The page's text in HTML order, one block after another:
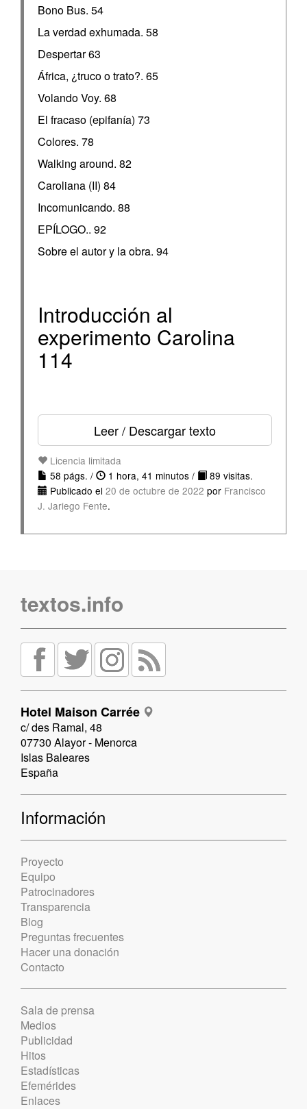
Bono Bus. 54
La verdad exhumada. 58
Despertar 63
África, ¿truco o trato?. 65
Volando Voy. 68
El fracaso (epifanía) 73
Colores. 78
Walking around. 82
Caroliana (II) 84
Incomunicando. 88
EPÍLOGO.. 92
Sobre el autor y la obra. 94
Introducción al
experimento Carolina
114
Leer / Descargar texto
Licencia limitada
58 págs. /
1 hora, 41 minutos /
89 visitas.
Publicado el 20 de octubre de 2022 por Francisco
J. Jariego Fente.
textos.info
Hotel Maison Carrée
c/ des Ramal, 48
07730 Alayor - Menorca
Islas Baleares
España
Información
Proyecto
Equipo
Patrocinadores
Transparencia
Blog
Preguntas frecuentes
Hacer una donación
Contacto
Sala de prensa
Medios
Publicidad
Hitos
Estadísticas
Efemérides
Enlaces